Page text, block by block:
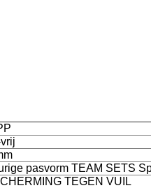
pasvorm TEAM SETS
TEGEN VUIL